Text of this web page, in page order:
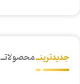
جدیدترینــمحصولاتــ